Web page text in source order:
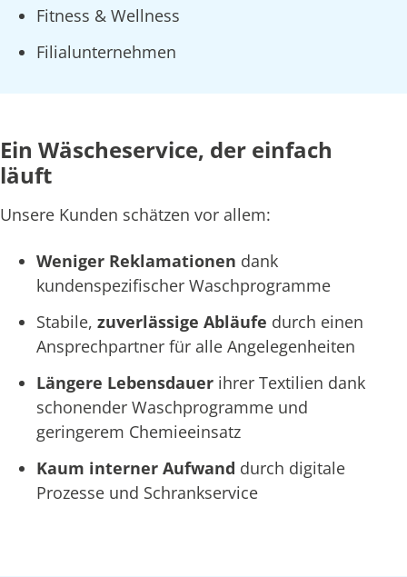
Fitness & Wellness
Filialunternehmen
Ein Wäscheservice, der einfach
läuft
Unsere Kunden schätzen vor allem:
Weniger Reklamationen dank
kundenspezifischer Waschprogramme
Stabile, zuverlässige Abläufe durch einen
Ansprechpartner für alle Angelegenheiten
Längere Lebensdauer ihrer Textilien dank
schonender Waschprogramme und
geringerem Chemieeinsatz
Kaum interner Aufwand durch digitale
Prozesse und Schrankservice